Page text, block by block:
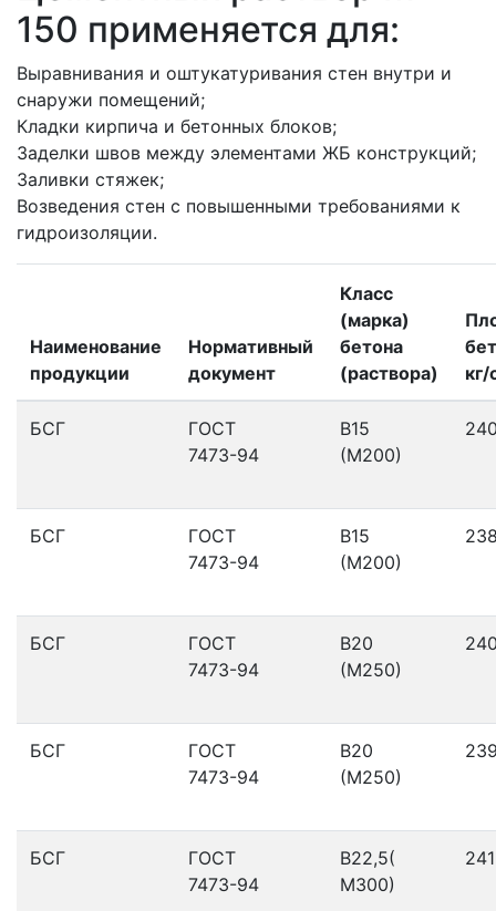
150 применяется для:
Выравнивания и оштукатуривания стен внутри и
снаружи помещений;
Кладки кирпича и бетонных блоков;
Заделки швов между элементами ЖБ конструкций;
Заливки стяжек;
Возведения стен с повышенными требованиями к
гидроизоляции.
Наименование
продукции
Нормативный
документ
Класс
(марка)
бетона
(раствора)
кг/
БСГ
ГОСТ
7473-94
В15
(М200)
БСГ
ГОСТ
7473-94
В15
(М200)
БСГ
ГОСТ
7473-94
В20
(М250)
БСГ
ГОСТ
7473-94
В20
(М250)
БСГ
ГОСТ
7473-94
В22,5(
М300)